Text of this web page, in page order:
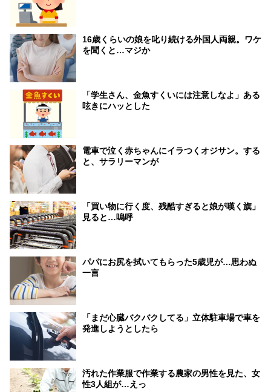
16歳くらいの娘を叱り続ける外国人両親。ワケ
を聞くと…マジか
「学生さん、金魚すくいには注意しなよ」ある
呟きにハッとした
電車で泣く赤ちゃんにイラつくオジサン。する
と、サラリーマンが
「買い物に行く度、残酷すぎると娘が嘆く旗」
見ると…嗚呼
パパにお尻を拭いてもらった5歳児が…思わぬ
一言
「まだ心臓バクバクしてる」立体駐車場で車を
発進しようとしたら
汚れた作業服で作業する農家の男性を見た、女
性3人組が…えっ